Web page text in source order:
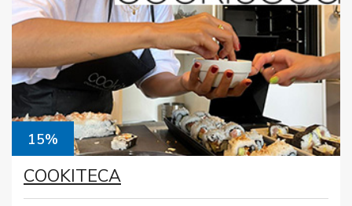
15%
COOKITECA